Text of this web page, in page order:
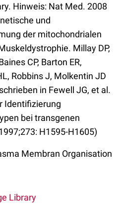
Hinweis: Nat Med. 2008
und
der mitochondrialen
Millay DP,
CP, Barton ER,
Robbins J, Molkentin JD
in Fewell JG, et al.
Identifizierung
bei transgenen
H1595-H1605)
Membran Organisation
Library